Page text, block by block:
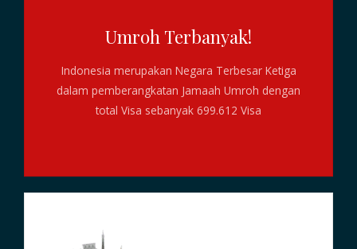
Umroh Terbanyak!
Indonesia merupakan Negara Terbesar Ketiga
dalam pemberangkatan Jamaah Umroh dengan
total Visa sebanyak 699.612 Visa